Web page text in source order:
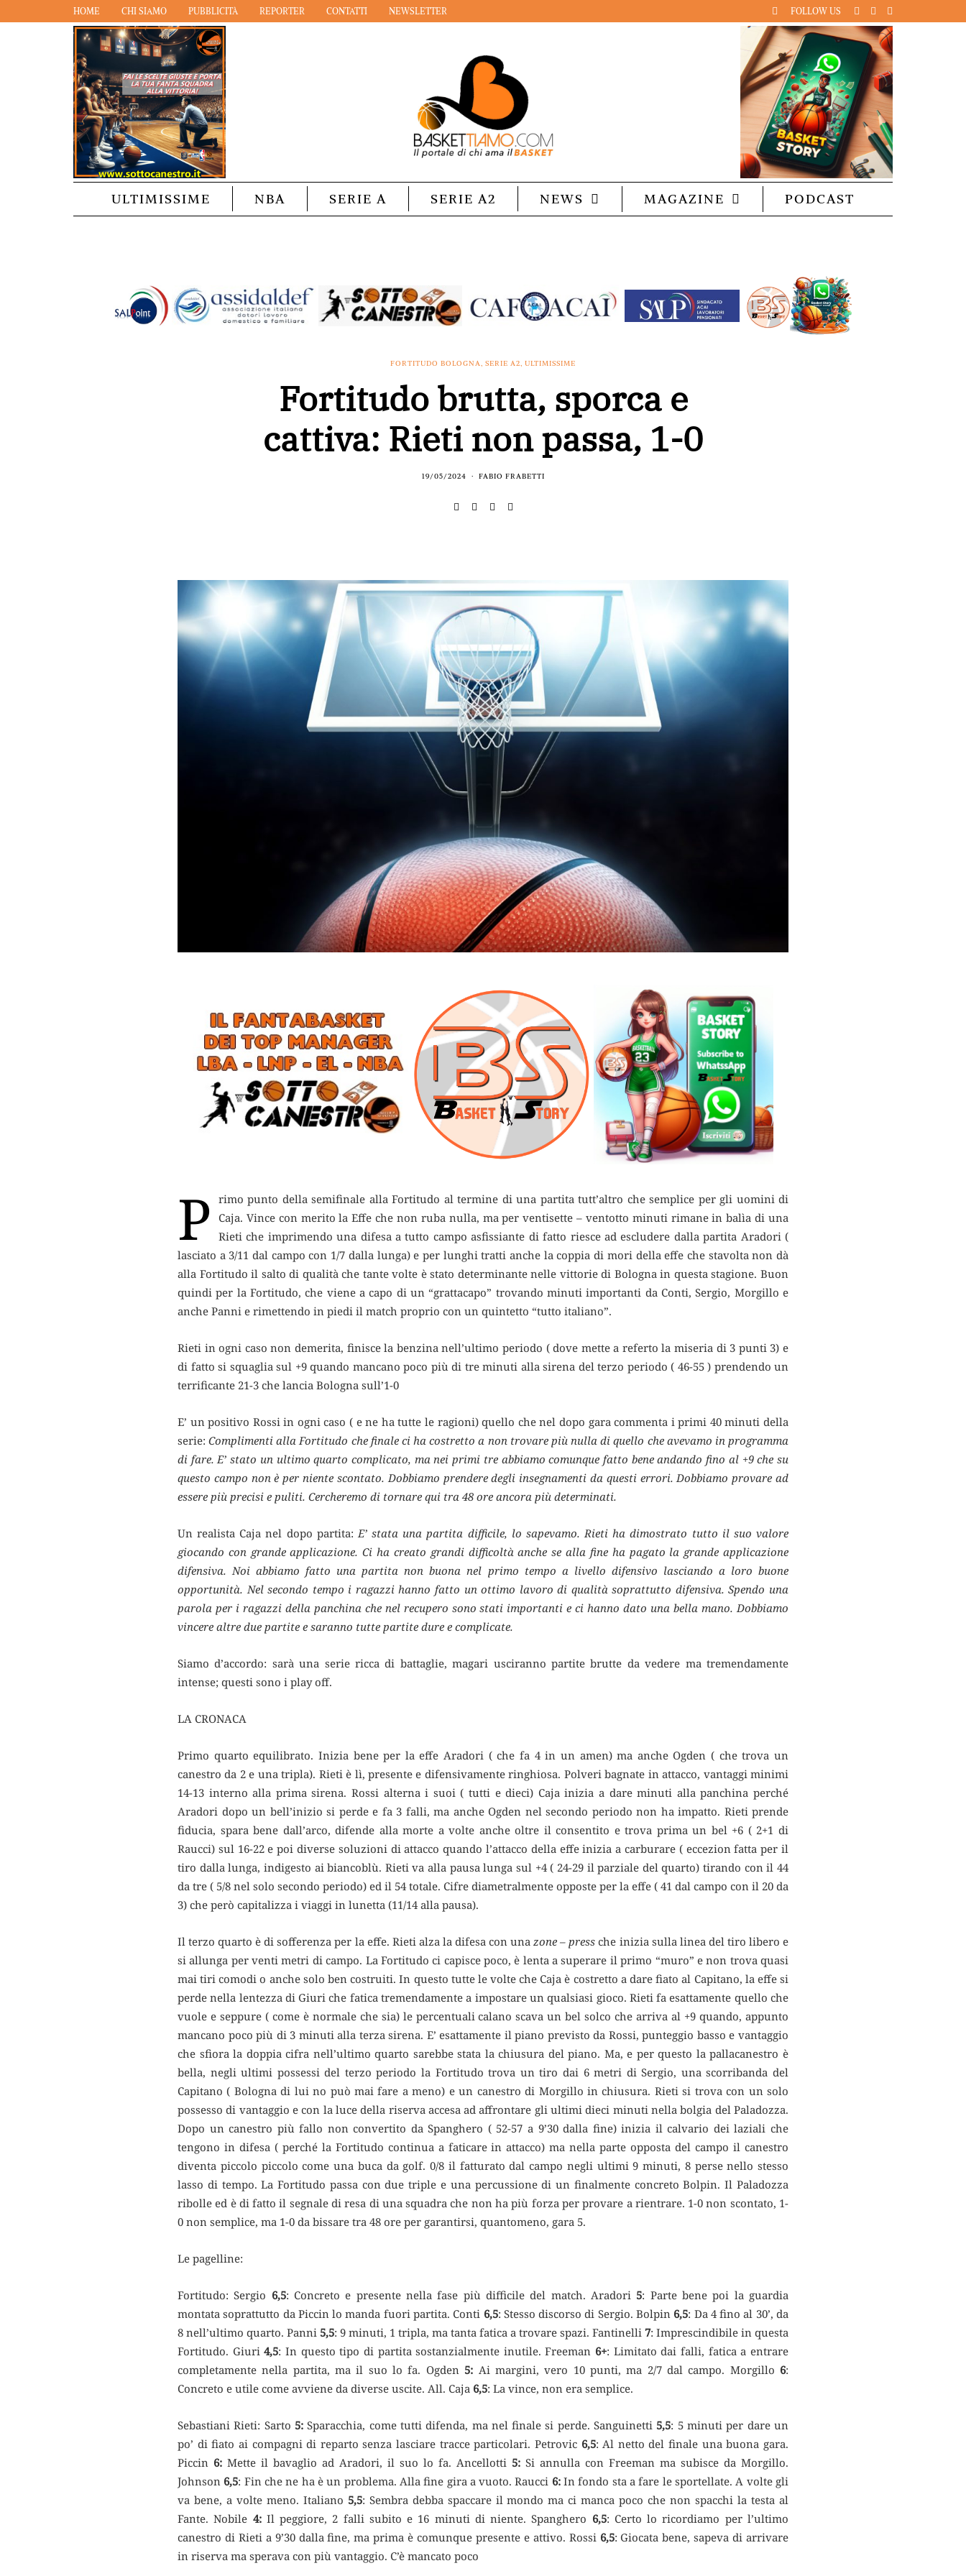
HOME CHI SIAMO PUBBLICITÀ REPORTER CONTATTI NEWSLETTER FOLLOW US
ULTIMISSIME NBA SERIE A SERIE A2 NEWS MAGAZINE PODCAST
FORTITUDO BOLOGNA, SERIE A2, ULTIMISSIME
Fortitudo brutta, sporca e
cattiva: Rieti non passa, 1-0
19/05/2024 FABIO FRABETTI
P
rimo punto della semifinale alla Fortitudo al termine di una partita tutt’altro che semplice per gli uomini di
Caja. Vince con merito la Effe che non ruba nulla, ma per ventisette – ventotto minuti rimane in balìa di una
Rieti che imprimendo una difesa a tutto campo asfissiante di fatto riesce ad escludere dalla partita Aradori (
lasciato a 3/11 dal campo con 1/7 dalla lunga) e per lunghi tratti anche la coppia di mori della effe che stavolta non dà
alla Fortitudo il salto di qualità che tante volte è stato determinante nelle vittorie di Bologna in questa stagione. Buon
quindi per la Fortitudo, che viene a capo di un “grattacapo” trovando minuti importanti da Conti, Sergio, Morgillo e
anche Panni e rimettendo in piedi il match proprio con un quintetto “tutto italiano”.
Rieti in ogni caso non demerita, finisce la benzina nell’ultimo periodo ( dove mette a referto la miseria di 3 punti 3) e
di fatto si squaglia sul +9 quando mancano poco più di tre minuti alla sirena del terzo periodo ( 46-55 ) prendendo un
terrificante 21-3 che lancia Bologna sull’1-0
E’ un positivo Rossi in ogni caso ( e ne ha tutte le ragioni) quello che nel dopo gara commenta i primi 40 minuti della
serie:Complimenti alla Fortitudo che finale ci ha costretto a non trovare più nulla di quello che avevamo in programma
di fare. E’ stato un ultimo quarto complicato, ma nei primi tre abbiamo comunque fatto bene andando fino al +9 che su
questo campo non è per niente scontato. Dobbiamo prendere degli insegnamenti da questi errori. Dobbiamo provare ad
essere più precisi e puliti. Cercheremo di tornare qui tra 48 ore ancora più determinati.
Un realista Caja nel dopo partita: E’ stata una partita difficile, lo sapevamo. Rieti ha dimostrato tutto il suo valore
giocando con grande applicazione. Ci ha creato grandi difficoltà anche se alla fine ha pagato la grande applicazione
difensiva. Noi abbiamo fatto una partita non buona nel primo tempo a livello difensivo lasciando a loro buone
opportunità. Nel secondo tempo i ragazzi hanno fatto un ottimo lavoro di qualità soprattutto difensiva. Spendo una
parola per i ragazzi della panchina che nel recupero sono stati importanti e ci hanno dato una bella mano. Dobbiamo
vincere altre due partite e saranno tutte partite dure e complicate.
Siamo d’accordo: sarà una serie ricca di battaglie, magari usciranno partite brutte da vedere ma tremendamente
intense; questi sono i play off.
LA CRONACA
Primo quarto equilibrato. Inizia bene per la effe Aradori ( che fa 4 in un amen) ma anche Ogden ( che trova un
canestro da 2 e una tripla). Rieti è lì, presente e difensivamente ringhiosa. Polveri bagnate in attacco, vantaggi minimi
14-13 interno alla prima sirena. Rossi alterna i suoi ( tutti e dieci) Caja inizia a dare minuti alla panchina perché
Aradori dopo un bell’inizio si perde e fa 3 falli, ma anche Ogden nel secondo periodo non ha impatto. Rieti prende
fiducia, spara bene dall’arco, difende alla morte a volte anche oltre il consentito e trova prima un bel +6 ( 2+1 di
Raucci) sul 16-22 e poi diverse soluzioni di attacco quando l’attacco della effe inizia a carburare ( eccezion fatta per il
tiro dalla lunga, indigesto ai biancoblù. Rieti va alla pausa lunga sul +4 ( 24-29 il parziale del quarto) tirando con il 44
da tre ( 5/8 nel solo secondo periodo) ed il 54 totale. Cifre diametralmente opposte per la effe ( 41 dal campo con il 20 da
3) che però capitalizza i viaggi in lunetta (11/14 alla pausa).
Il terzo quarto è di sofferenza per la effe. Rieti alza la difesa con unazone – press che inizia sulla linea del tiro libero e
si allunga per venti metri di campo. La Fortitudo ci capisce poco, è lenta a superare il primo “muro” e non trova quasi
mai tiri comodi o anche solo ben costruiti. In questo tutte le volte che Caja è costretto a dare fiato al Capitano, la effe si
perde nella lentezza di Giuri che fatica tremendamente a impostare un qualsiasi gioco. Rieti fa esattamente quello che
vuole e seppure ( come è normale che sia) le percentuali calano scava un bel solco che arriva al +9 quando, appunto
mancano poco più di 3 minuti alla terza sirena. E’ esattamente il piano previsto da Rossi, punteggio basso e vantaggio
che sfiora la doppia cifra nell’ultimo quarto sarebbe stata la chiusura del piano. Ma, e per questo la pallacanestro è
bella, negli ultimi possessi del terzo periodo la Fortitudo trova un tiro dai 6 metri di Sergio, una scorribanda del
Capitano ( Bologna di lui no può mai fare a meno) e un canestro di Morgillo in chiusura. Rieti si trova con un solo
possesso di vantaggio e con la luce della riserva accesa ad affrontare gli ultimi dieci minuti nella bolgia del Paladozza.
Dopo un canestro più fallo non convertito da Spanghero ( 52-57 a 9’30 dalla fine) inizia il calvario dei laziali che
tengono in difesa ( perché la Fortitudo continua a faticare in attacco) ma nella parte opposta del campo il canestro
diventa piccolo piccolo come una buca da golf. 0/8 il fatturato dal campo negli ultimi 9 minuti, 8 perse nello stesso
lasso di tempo. La Fortitudo passa con due triple e una percussione di un finalmente concreto Bolpin. Il Paladozza
ribolle ed è di fatto il segnale di resa di una squadra che non ha più forza per provare a rientrare. 1-0 non scontato, 1-
0 non semplice, ma 1-0 da bissare tra 48 ore per garantirsi, quantomeno, gara 5.
Le pagelline:
Fortitudo: Sergio 6,5: Concreto e presente nella fase più difficile del match. Aradori5: Parte bene poi la guardia
montata soprattutto da Piccin lo manda fuori partita. Conti 6,5: Stesso discorso di Sergio. Bolpin 6,5: Da 4 fino al 30’, da
8 nell’ultimo quarto. Panni 5,5: 9 minuti, 1 tripla, ma tanta fatica a trovare spazi. Fantinelli 7: Imprescindibile in questa
Fortitudo. Giuri4,5: In questo tipo di partita sostanzialmente inutile. Freeman 6+: Limitato dai falli, fatica a entrare
completamente nella partita, ma il suo lo fa. Ogden5: Ai margini, vero 10 punti, ma 2/7 dal campo. Morgillo 6:
Concreto e utile come avviene da diverse uscite. All. Caja 6,5: La vince, non era semplice.
Sebastiani Rieti: Sarto 5:Sparacchia, come tutti difenda, ma nel finale si perde. Sanguinetti5,5: 5 minuti per dare un
po’ di fiato ai compagni di reparto senza lasciare tracce particolari. Petrovic 6,5: Al netto del finale una buona gara.
Piccin 6: Mette il bavaglio ad Aradori, il suo lo fa. Ancellotti 5: Si annulla con Freeman ma subisce da Morgillo.
Johnson 6,5: Fin che ne ha è un problema. Alla fine gira a vuoto. Raucci 6:In fondo sta a fare le sportellate. A volte gli
va bene, a volte meno. Italiano 5,5: Sembra debba spaccare il mondo ma ci manca poco che non spacchi la testa al
Fante. Nobile 4: Il peggiore, 2 falli subito e 16 minuti di niente. Spanghero 6,5: Certo lo ricordiamo per l’ultimo
canestro di Rieti a 9’30 dalla fine, ma prima è comunque presente e attivo. Rossi 6,5: Giocata bene, sapeva di arrivare
in riserva ma sperava con più vantaggio. C’è mancato poco